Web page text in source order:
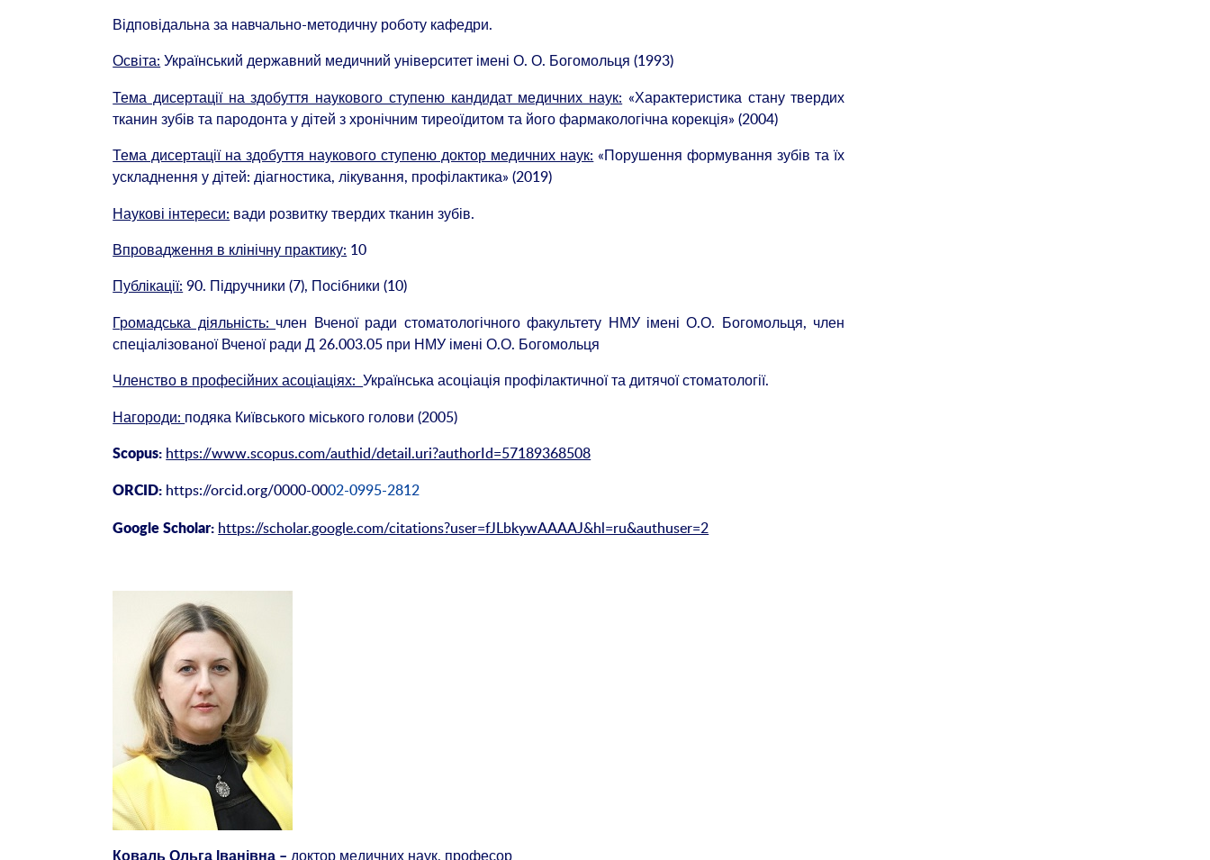
Відповідальна за навчально-методичну роботу кафедри.
Освіта: Український державний медичний університет імені О. О. Богомольця (1993)
Тема дисертації на здобуття наукового ступеню кандидат медичних наук: «Характеристика стану твердих
тканин зубів та пародонта у дітей з хронічним тиреоїдитом та його фармакологічна корекція» (2004)
Тема дисертації на здобуття наукового ступеню доктор медичних наук: «Порушення формування зубів та їх
ускладнення у дітей: діагностика, лікування, профілактика» (2019)
Наукові інтереси: вади розвитку твердих тканин зубів.
Впровадження в клінічну практику: 10
Публікації: 90. Підручники (7), Посібники (10)
Громадська діяльність: член Вченої ради стоматологічного факультету НМУ імені О.О. Богомольця, член
спеціалізованої Вченої ради Д 26.003.05 при НМУ імені О.О. Богомольця
Членство в професійних асоціаціях:Українська асоціація профілактичної та дитячої стоматології.
Нагороди: подяка Київського міського голови (2005)
Scopus: https://www.scopus.com/authid/detail.uri?authorId=57189368508
ORCID: https://orcid.org/0000-0002-0995-2812
Google Scholar: https://scholar.google.com/citations?user=fJLbkywAAAAJ&hl=ru&authuser=2
Коваль Ольга Іванівна – доктор медичних наук, професор